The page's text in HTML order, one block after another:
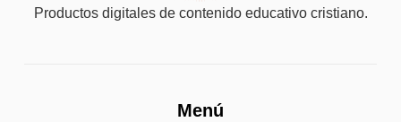
Productos digitales de contenido educativo cristiano.
Menú